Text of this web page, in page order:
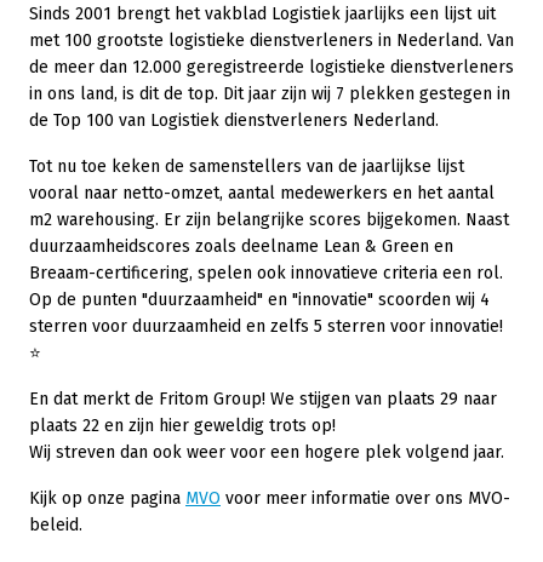
Sinds 2001 brengt het vakblad Logistiek jaarlijks een lijst uit
met 100 grootste logistieke dienstverleners in Nederland. Van
de meer dan 12.000 geregistreerde logistieke dienstverleners
in ons land, is dit de top. Dit jaar zijn wij 7 plekken gestegen in
de Top 100 van Logistiek dienstverleners Nederland.
Tot nu toe keken de samenstellers van de jaarlijkse lijst
vooral naar netto-omzet, aantal medewerkers en het aantal
m2 warehousing. Er zijn belangrijke scores bijgekomen. Naast
duurzaamheidscores zoals deelname Lean & Green en
Breaam-certificering, spelen ook innovatieve criteria een rol.
Op de punten "duurzaamheid" en "innovatie" scoorden wij 4
sterren voor duurzaamheid en zelfs 5 sterren voor innovatie!
⭐
En dat merkt de Fritom Group! We stijgen van plaats 29 naar
plaats 22 en zijn hier geweldig trots op!
Wij streven dan ook weer voor een hogere plek volgend jaar.
Kijk op onze pagina MVO voor meer informatie over ons MVO-
beleid.